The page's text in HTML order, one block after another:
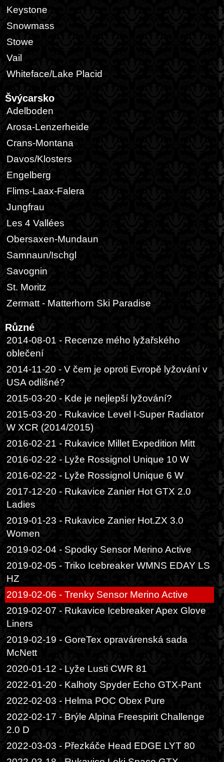
Keystone
Snowmass
Stowe
Vail
Whiteface/Lake Placid
Švýcarsko
Adelboden
Arosa-Lenzerheide
Crans-Montana
Davos/Klosters
Engelberg
Flims-Laax-Falera
Jungfrau
Les 4 Vallées
Obersaxen-Mundaun
Samnaun/Ischgl
Savognin
St. Moritz
Zermatt - Matterhorn Ski Paradise
Různé
2014-08-01 - Recenze mého lyžařského
oblečení
2014-11-20 - V čem je oproti Evropě lyžování v
USA odlišné?
2015-03-20 - Kde je nejlepší lyžování?
2015-03-20 - Rukavice Level I-Super Radiator
W XCR (2014/2015)
2016-02-21 - Rukavice Millet Expedition Mitt
2016-02-22 - Lyže Rossignol Unique 10 W
2016-02-22 - Lyže Rossignol Unique 6 W
2017-12-20 - Rukavice Zanier Hot GTX 2.0
Ladies
2019-01-23 - Rukavice Zanier Hot.ZX 3.0
Women
2019-02-04 - Spodky Sensor Merino Active
2019-02-05 - Triko Icebreaker WMNS EDAY LS
HZ
2019-02-06 - Trenky Sensor Merino Active
2019-02-07 - Rukavice Icebreaker Apex Glove
Liners
2019-02-19 - GoreTex opravárenská sada
McNett
2020-01-12 - Lyže Lusti CWR 81
2022-01-20 - Kalhoty Spyder Echo GTX-Pant
2022-02-03 - Helma POC Obex Pure
2022-02-17 - Brýle Alpina Freespirit Challenge
2.0 D
2022-03-03 - Přezkáče Head EDGE LYT 80